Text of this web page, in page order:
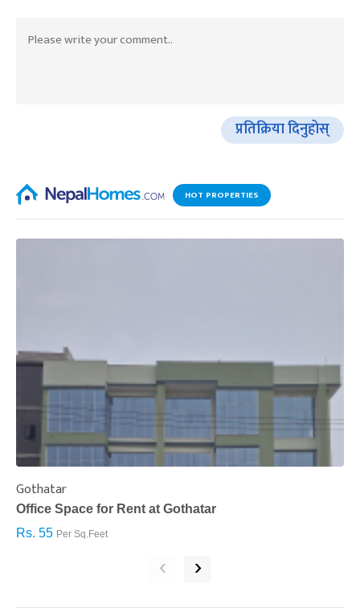
प्रतिक्रिया दिनुहोस्
HOT PROPERTIES
Gothatar
Office Space for Rent at Gothatar
Rs. 55 Per Sq.Feet
‹ ›